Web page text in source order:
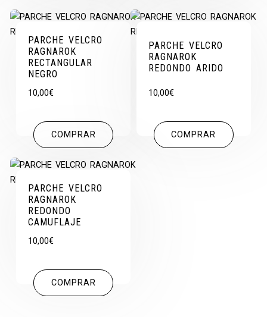
PARCHE VELCRO
RAGNAROK
RECTANGULAR
NEGRO
10,00€
COMPRAR
PARCHE VELCRO
RAGNAROK
REDONDO ARIDO
10,00€
COMPRAR
PARCHE VELCRO
RAGNAROK
REDONDO
CAMUFLAJE
10,00€
COMPRAR